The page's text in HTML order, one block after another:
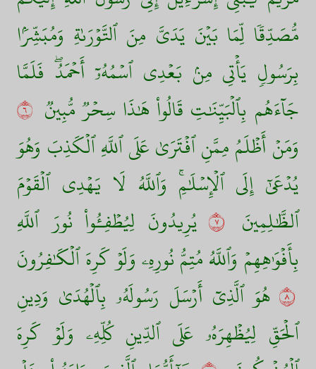
مُّصَدِّقٗا لِّمَا بَيۡنَ يَدَيَّ مِنَ ٱلتَّوۡرَىٰةِ وَمُبَشِّرَۢا
بِرَسُولٖ يَأۡتِي مِنۢ بَعۡدِي ٱسۡمُهُۥٓ أَحۡمَدُۖ فَلَمَّا
جَآءَهُم بِٱلۡبَيِّنَٰتِ قَالُواْ هَٰذَا سِحۡرٞ مُّبِينٞ ٦
وَمَنۡ أَظۡلَمُ مِمَّنِ ٱفۡتَرَىٰ عَلَى ٱللَّهِ ٱلۡكَذِبَ وَهُوَ
يُدۡعَىٰٓ إِلَى ٱلۡإِسۡلَٰمِۚ وَٱللَّهُ لَا يَهۡدِي ٱلۡقَوۡمَ
ٱلظَّٰلِمِينَ ٧ يُرِيدُونَ لِيُطۡفِـُٔواْ نُورَ ٱللَّهِ
بِأَفۡوَٰهِهِمۡ وَٱللَّهُ مُتِمُّ نُورِهِۦ وَلَوۡ كَرِهَ ٱلۡكَٰفِرُونَ
٨ هُوَ ٱلَّذِيٓ أَرۡسَلَ رَسُولَهُۥ بِٱلۡهُدَىٰ وَدِينِ
ٱلۡحَقِّ لِيُظۡهِرَهُۥ عَلَى ٱلدِّينِ كُلِّهِۦ وَلَوۡ كَرِهَ